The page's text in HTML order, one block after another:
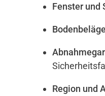
Fenster und
Bodenbeläge
Region und